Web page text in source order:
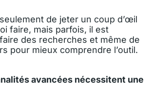
de jeter un coup d’œil
faire, mais parfois, il est
des recherches et même de
pour mieux comprendre l’outil.
avancées nécessitent une